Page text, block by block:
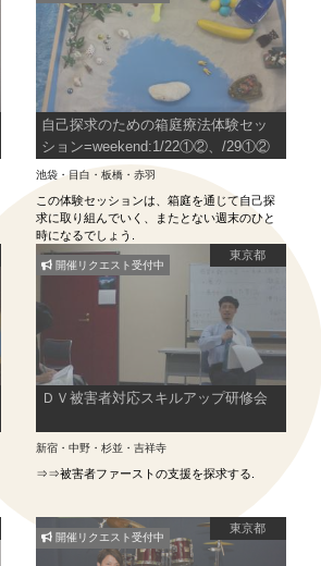
自己探求のための箱庭療法体験セッ
ション=weekend:1/22①②、/29①②
池袋・目白・板橋・赤羽
この体験セッションは、箱庭を通じて自己探
求に取り組んでいく、またとない週末のひと
時になるでしょう.
東京都
ＤＶ被害者対応スキルアップ研修会
新宿・中野・杉並・吉祥寺
⇒⇒被害者ファーストの支援を探求する.
開催リクエスト受付中
東京都
開催リクエスト受付中